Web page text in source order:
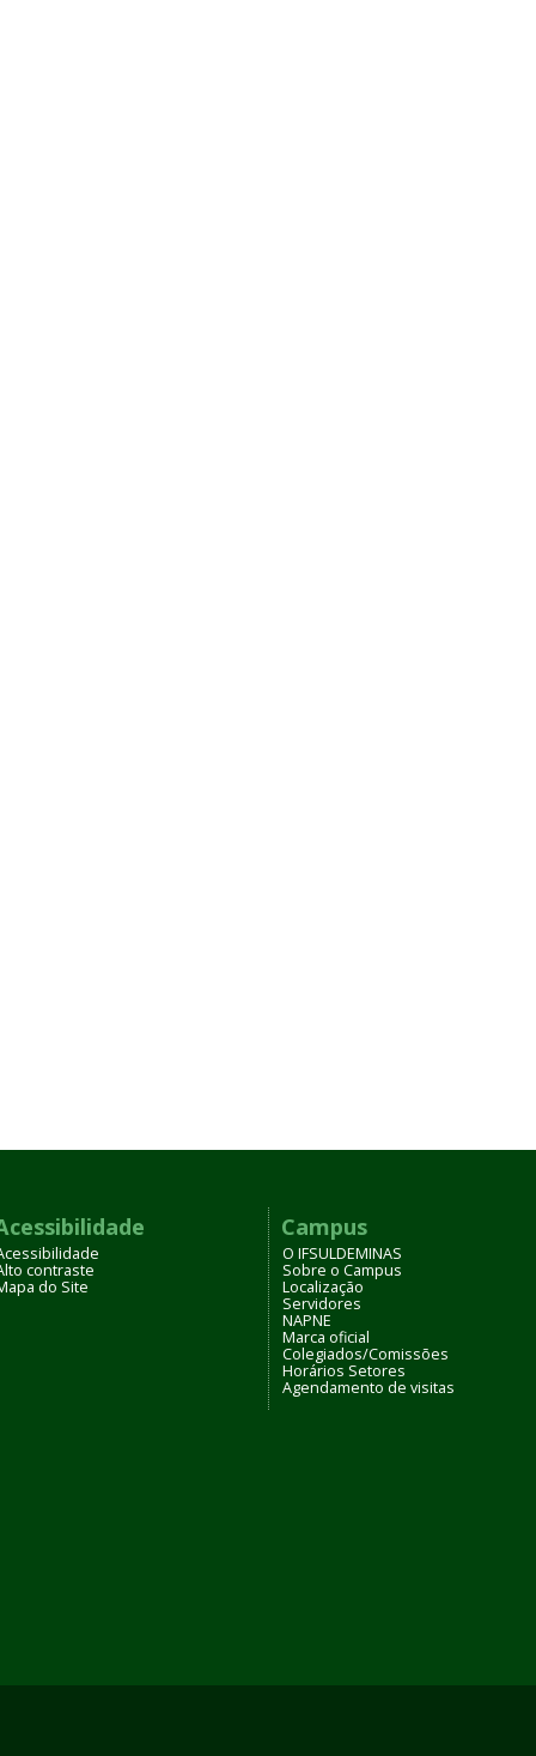
contraste
do Site
Campus
O IFSULDEMINAS
Sobre o Campus
Localização
Servidores
NAPNE
Marca oficial
Colegiados/Comissões
Horários Setores
Agendamento de visitas